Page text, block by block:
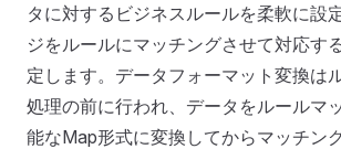
タに対するビジネスルールを柔軟に設
ジをルールにマッチングさせて対応す
定します。データフォーマット変換は
処理の前に行われ、データをルールマ
能なMap形式に変換してからマッチン